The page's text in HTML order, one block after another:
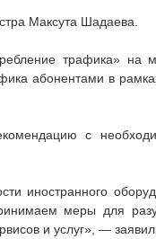
Максута Шадаева.
трафика» на
абонентами в
с
иностранного
меры для
и услуг», —